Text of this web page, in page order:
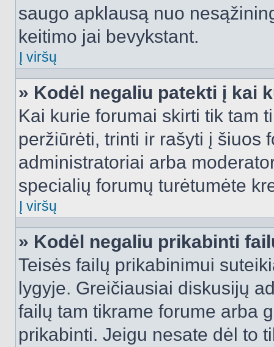
saugo apklausą nuo
keitimo jai bevykstant.
Į viršų
» Kodėl negaliu patekti į kai
Kai kurie forumai skirti tik tam
peržiūrėti, trinti ir rašyti į šiuos
administratoriai arba
specialių forumų turėtumėte
Į viršų
» Kodėl negaliu prikabinti
Teisės failų prikabinimui
lygyje. Greičiausiai diskusijų
failų tam tikrame forume arba
prikabinti. Jeigu nesate dėl to